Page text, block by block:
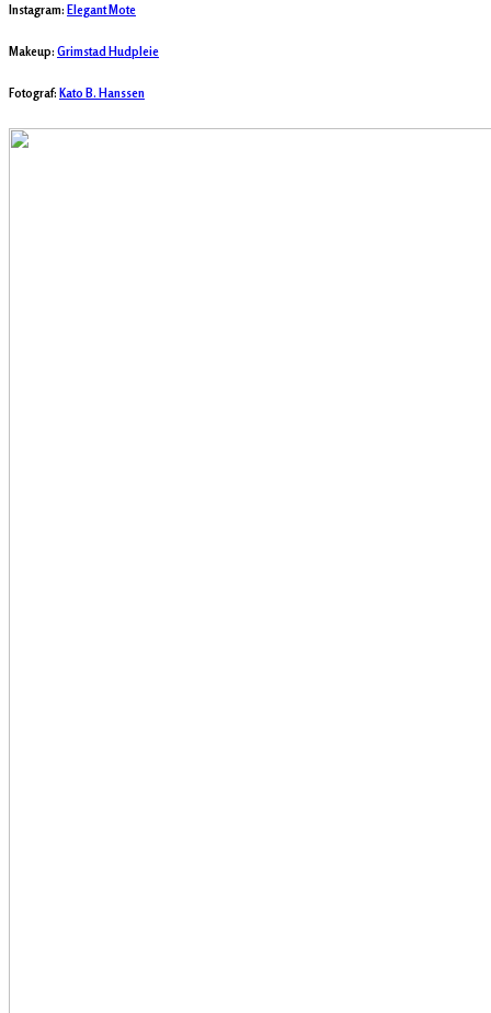
Instagram: Elegant Mote
Makeup: Grimstad Hudpleie
Fotograf: Kato B. Hanssen